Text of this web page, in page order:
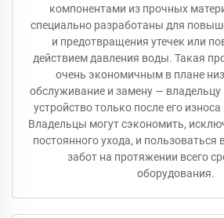
компонентами из прочных
специально разработаны для
и предотвращения утечек или
действием давления воды. Такая
очень экономичным в плане
обслуживание и замену — владельцу
устройство только после его
Владельцы могут сэкономить,
постоянного ухода, и пользоваться
забот на протяжении всего
оборудования.